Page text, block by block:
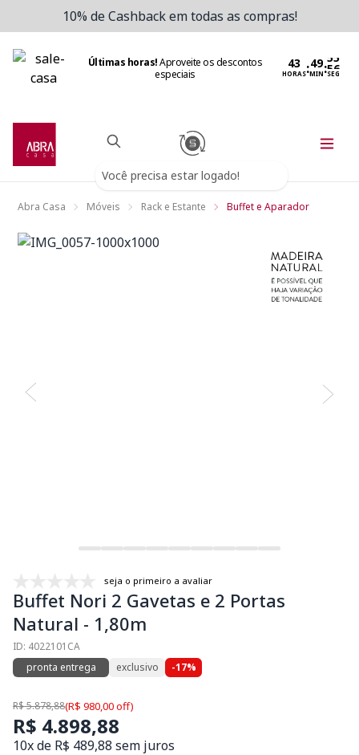
10% de Cashback em todas as compras!
Últimas horas!Aproveite os descontos
especiais
HORAS:MIN:SEG
Você precisa estar logado!
Abra Casa Móveis Rack e Estante Buffet e Aparador
seja o primeiro a avaliar
Buffet Nori 2 Gavetas e 2 Portas
Natural - 1,80m
ID: 4022101CA
pronta entrega
exclusivo -17%
R$ 5.878,88(R$ 980,00 off)
R$ 4.898,88
10x de R$ 489,88 sem juros